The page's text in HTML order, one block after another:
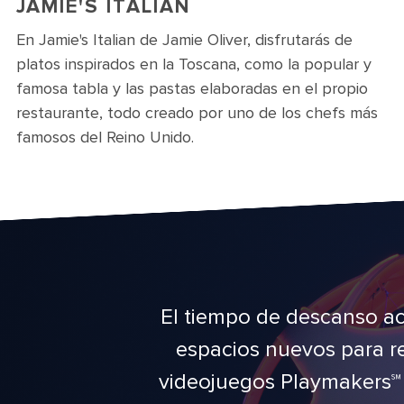
JAMIE'S ITALIAN
En Jamie's Italian de Jamie Oliver, disfrutarás de
platos inspirados en la Toscana, como la popular y
famosa tabla y las pastas elaboradas en el propio
restaurante, todo creado por uno de los chefs más
famosos del Reino Unido.
El tiempo de descanso
espacios nuevos para
videojuegos